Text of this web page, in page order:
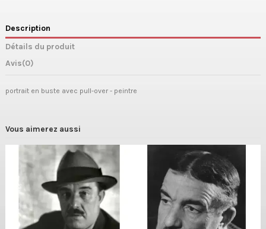
Description
Détails du produit
Avis(0)
portrait en buste avec pull-over - peintre
Vous aimerez aussi